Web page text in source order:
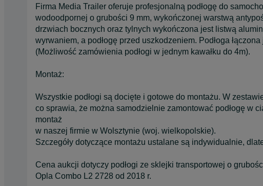
Firma Media Trailer oferuje profesjonalną podłogę do
wodoodpornej o grubości 9 mm, wykończonej warstwą
drzwiach bocznych oraz tylnych wykończona jest listwą
wyrwaniem, a podłogę przed uszkodzeniem. Podłoga
(Możliwość zamówienia podłogi w jednym kawałku do 4m).
Montaż:
Wszystkie podłogi są docięte i gotowe do montażu. W
co sprawia, że można samodzielnie zamontować podłogę w
montaż
w naszej firmie w Wolsztynie (woj. wielkopolskie).
Szczegóły dotyczące montażu ustalane są indywidualnie,
Cena aukcji dotyczy podłogi ze sklejki transportowej o
Opla Combo L2 2728 od 2018 r.